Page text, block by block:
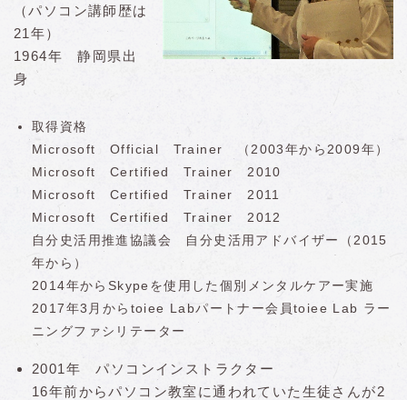
（パソコン講師歴は
21年）
1964年 静岡県出
身
取得資格
Microsoft Official Trainer （2003年から2009年）
Microsoft Certified Trainer 2010
Microsoft Certified Trainer 2011
Microsoft Certified Trainer 2012
自分史活用推進協議会 自分史活用アドバイザー（2015
年から）
2014年からSkypeを使用した個別メンタルケアー実施
2017年3月からtoiee Labパートナー会員toiee Lab ラー
ニングファシリテーター
2001年 パソコンインストラクター
16年前からパソコン教室に通われていた生徒さんが2